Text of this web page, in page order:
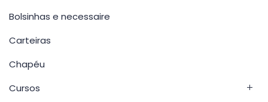
Bolsinhas e necessaire
Carteiras
Chapéu
Cursos